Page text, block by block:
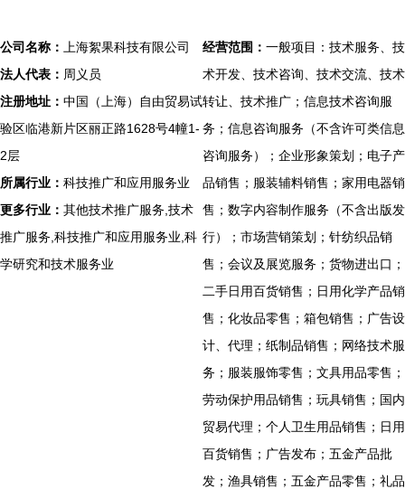
公司名称：
上海絮果科技有限公司
法人代表： 周义员
注册地址： 中国（上海）自由贸易试
验区临港新片区丽正路1628号4幢1-
2层
所属行业： 科技推广和应用服务业
更多行业： 其他技术推广服务,技术
推广服务,科技推广和应用服务业,科
学研究和技术服务业
经营范围： 一般项目：技术服务、技
术开发、技术咨询、技术交流、技术
转让、技术推广；信息技术咨询服
务；信息咨询服务（不含许可类信息
咨询服务）；企业形象策划；电子产
品销售；服装辅料销售；家用电器销
售；数字内容制作服务（不含出版发
行）；市场营销策划；针纺织品销
售；会议及展览服务；货物进出口；
二手日用百货销售；日用化学产品销
售；化妆品零售；箱包销售；广告设
计、代理；纸制品销售；网络技术服
务；服装服饰零售；文具用品零售；
劳动保护用品销售；玩具销售；国内
贸易代理；个人卫生用品销售；日用
百货销售；广告发布；五金产品批
发；渔具销售；五金产品零售；礼品